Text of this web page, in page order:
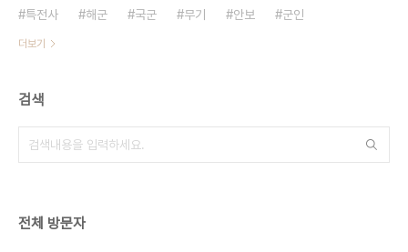
특전사
해군 국군 무기 안보 군인
더보기
검색
전체 방문자